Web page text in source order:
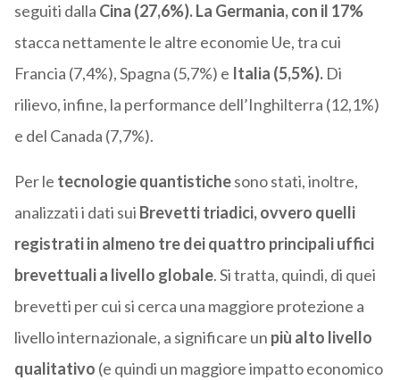
seguiti dalla Cina (27,6%). La Germania, con il 17%
stacca nettamente le altre economie Ue, tra cui
Francia (7,4%), Spagna (5,7%) e Italia (5,5%).Di
rilievo, infine, la performance dell’Inghilterra (12,1%)
e del Canada (7,7%).
Per le tecnologie quantistichesono stati, inoltre,
analizzati i dati sui Brevetti triadici, ovvero quelli
registrati in almeno tre dei quattro principali uffici
brevettuali a livello globale. Si tratta, quindi, di quei
brevetti per cui si cerca una maggiore protezione a
livello internazionale, a significare un più alto livello
qualitativo (e quindi un maggiore impatto economico